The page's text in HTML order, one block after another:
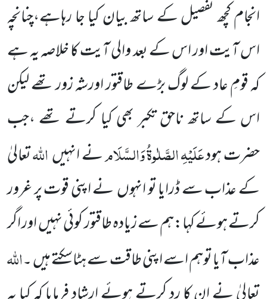
انجام کچھ تفصیل کے ساتھ بیان کیا جا رہاہے،چنانچہ
اس آیت اور اس کے بعد والی آیت کا خلاصہ یہ ہے
کہ قومِ عاد کے لوگ بڑے طاقتور اورشہ زور تھے لیکن
اس کے ساتھ ناحق تکبر بھی کیا کرتے تھے ،جب
حضرت ہودعَلَیْہِالصَّلٰوۃُوَالسَّلَامنے انہیںاللہتعالیٰ
کے عذاب سے ڈرایا تو انہوںنے اپنی قوت پر غرور
کرتے ہوئے کہا:ہم سے زیادہ طاقتور کوئی نہیںاور اگر
عذابآیا توہم اسے اپنی طاقت سے ہٹاسکتے ہیں۔اللہ